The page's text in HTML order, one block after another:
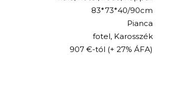
83*73*40/90cm
Pianca
fotel, Karosszék
907 €-tól (+ 27% ÁFA)